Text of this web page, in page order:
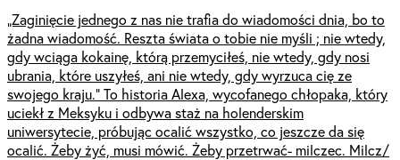
„Zaginięcie jednego z nas nie trafia do wiadomości dnia, bo to
żadna wiadomość. Reszta świata o tobie nie myśli ; nie wtedy,
gdy wciąga kokainę, którą przemyciłeś, nie wtedy, gdy nosi
ubrania, które uszyłeś, ani nie wtedy, gdy wyrzuca cię ze
swojego kraju.” To historia Alexa, wycofanego chłopaka, który
uciekł z Meksyku i odbywa staż na holenderskim
uniwersytecie, próbując ocalić wszystko, co jeszcze da się
ocalić. Żeby żyć, musi mówić. Żeby przetrwać- milczec. Milcz/